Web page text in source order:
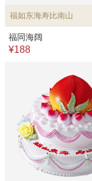
福如东海寿比南山
福同海阔
¥188